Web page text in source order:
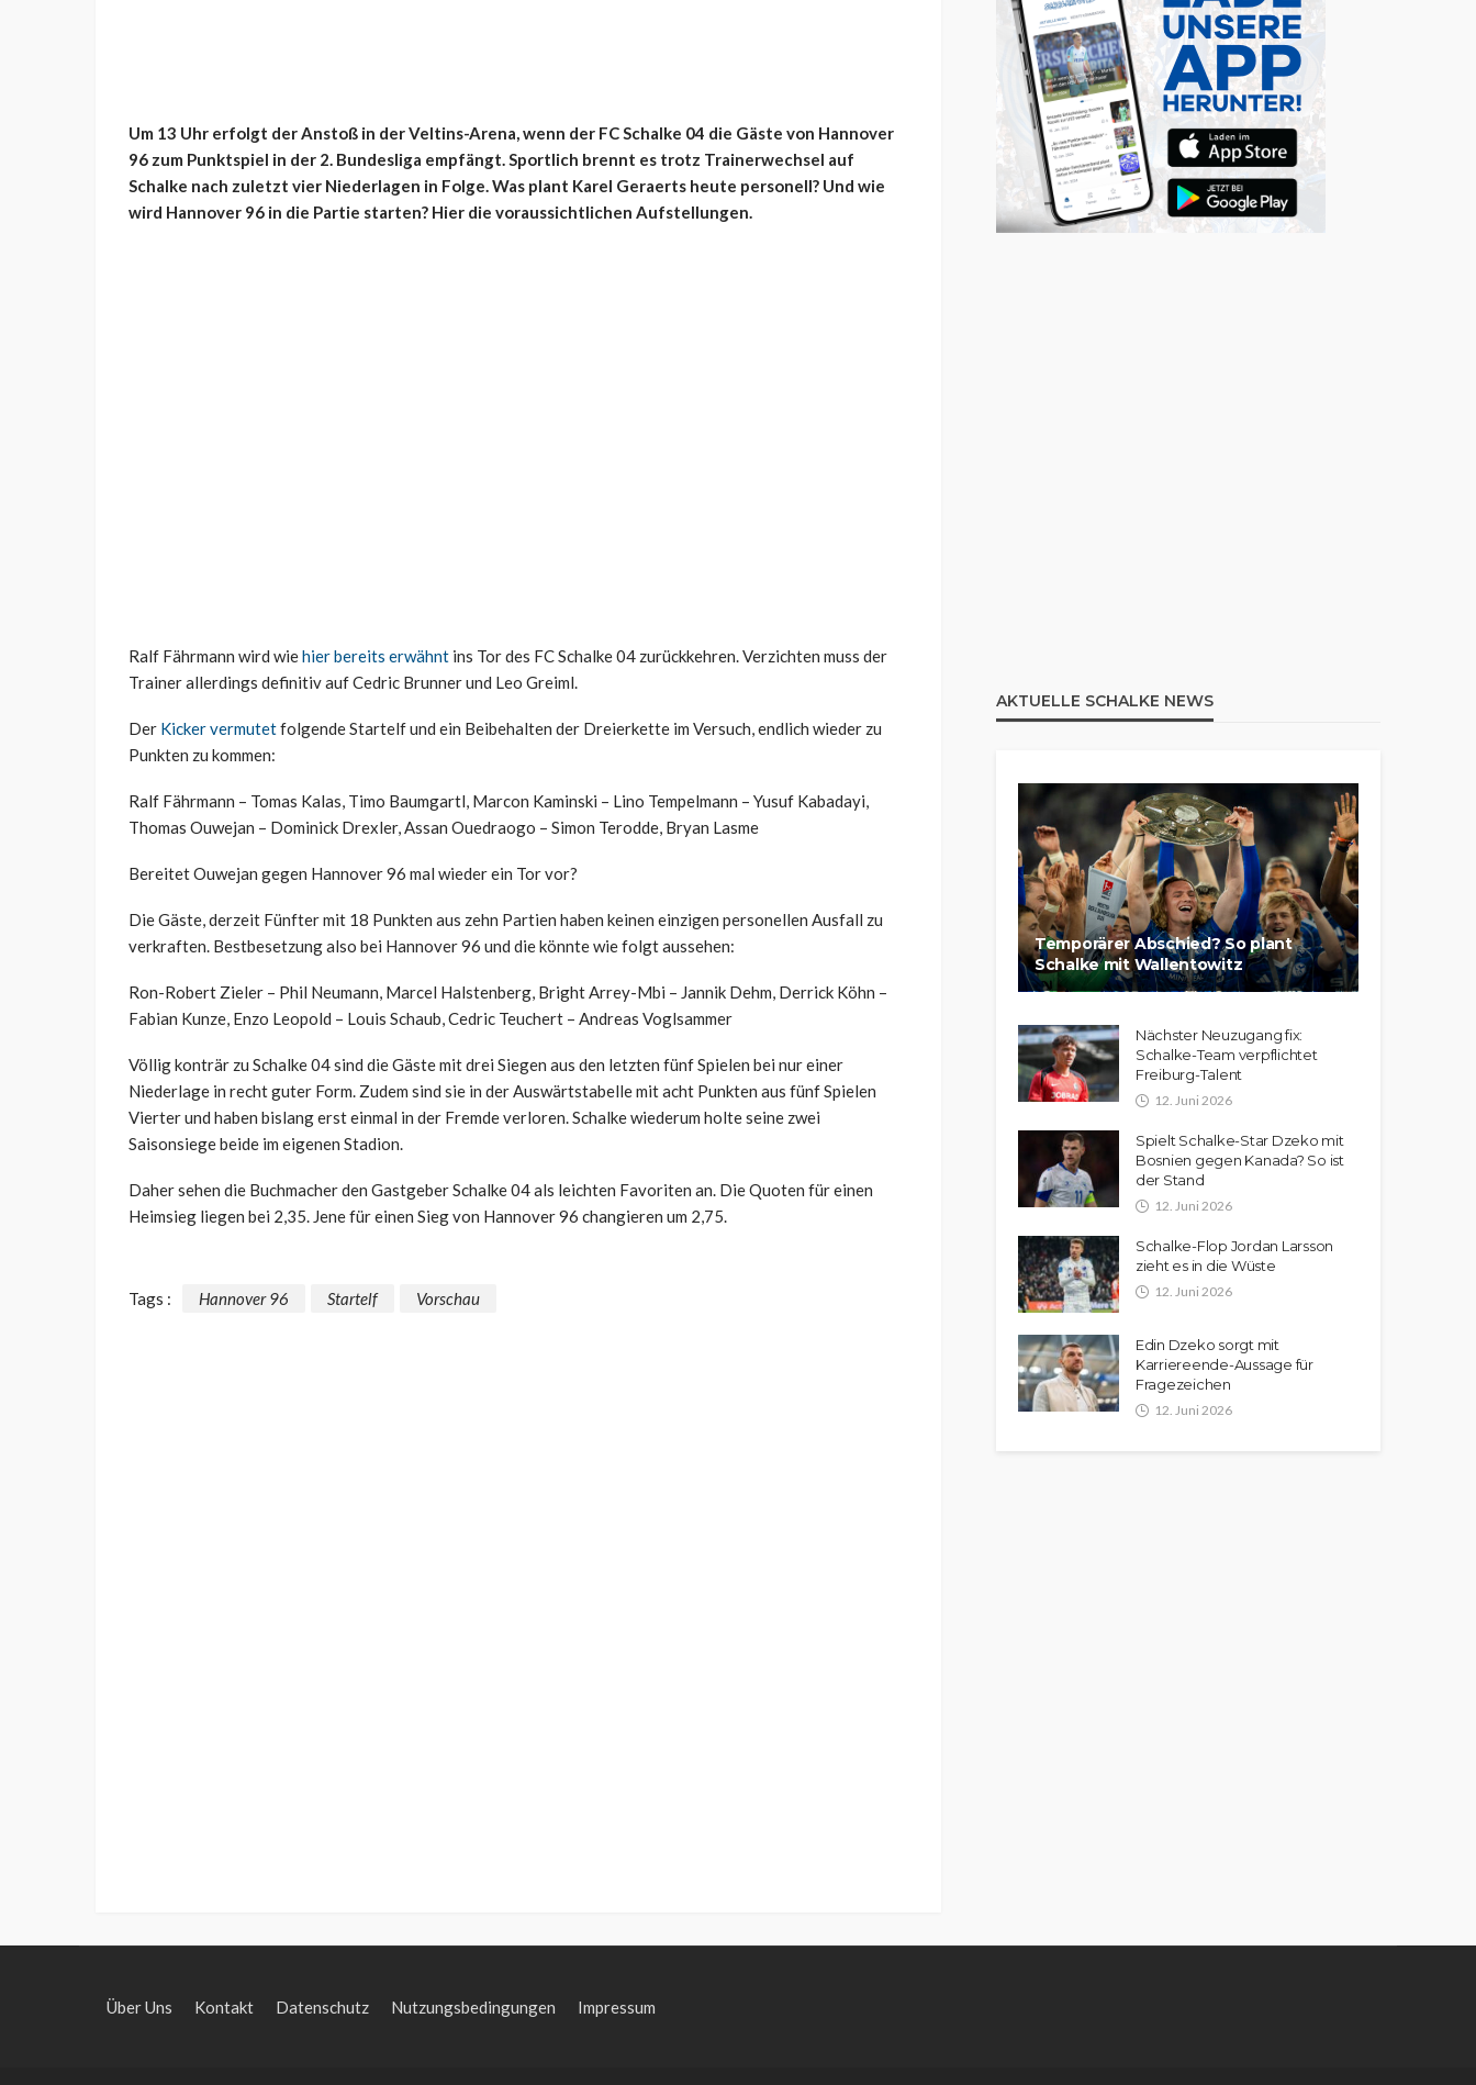
Um 13 Uhr erfolgt der Anstoß in der Veltins-Arena, wenn der FC Schalke 04 die Gäste von Hannover
96 zum Punktspiel in der 2. Bundesliga empfängt. Sportlich brennt es trotz Trainerwechsel auf
Schalke nach zuletzt vier Niederlagen in Folge. Was plant Karel Geraerts heute personell? Und wie
wird Hannover 96 in die Partie starten? Hier die voraussichtlichen Aufstellungen.
Ralf Fährmann wird wiehier bereits erwähnt ins Tor des FC Schalke 04 zurückkehren. Verzichten muss der
Trainer allerdings definitiv auf Cedric Brunner und Leo Greiml.
Der Kicker vermutetfolgende Startelf und ein Beibehalten der Dreierkette im Versuch, endlich wieder zu
Punkten zu kommen:
Ralf Fährmann – Tomas Kalas, Timo Baumgartl, Marcon Kaminski – Lino Tempelmann – Yusuf Kabadayi,
Thomas Ouwejan – Dominick Drexler, Assan Ouedraogo – Simon Terodde, Bryan Lasme
Bereitet Ouwejan gegen Hannover 96 mal wieder ein Tor vor?
Die Gäste, derzeit Fünfter mit 18 Punkten aus zehn Partien haben keinen einzigen personellen Ausfall zu
verkraften. Bestbesetzung also bei Hannover 96 und die könnte wie folgt aussehen:
Ron-Robert Zieler – Phil Neumann, Marcel Halstenberg, Bright Arrey-Mbi – Jannik Dehm, Derrick Köhn –
Fabian Kunze, Enzo Leopold – Louis Schaub, Cedric Teuchert – Andreas Voglsammer
Völlig konträr zu Schalke 04 sind die Gäste mit drei Siegen aus den letzten fünf Spielen bei nur einer
Niederlage in recht guter Form. Zudem sind sie in der Auswärtstabelle mit acht Punkten aus fünf Spielen
Vierter und haben bislang erst einmal in der Fremde verloren. Schalke wiederum holte seine zwei
Saisonsiege beide im eigenen Stadion.
Daher sehen die Buchmacher den Gastgeber Schalke 04 als leichten Favoriten an. Die Quoten für einen
Heimsieg liegen bei 2,35. Jene für einen Sieg von Hannover 96 changieren um 2,75.
Tags : Hannover 96 Startelf Vorschau
AKTUELLE SCHALKE NEWS
Temporärer Abschied? So plant
Schalke mit Wallentowitz
Nächster Neuzugang fix:
Schalke-Team verpflichtet
Freiburg-Talent
12. Juni 2026
Spielt Schalke-Star Dzeko mit
Bosnien gegen Kanada? So ist
der Stand
12. Juni 2026
Schalke-Flop Jordan Larsson
zieht es in die Wüste
12. Juni 2026
Edin Dzeko sorgt mit
Karriereende-Aussage für
Fragezeichen
12. Juni 2026
Über Uns Kontakt Datenschutz Nutzungsbedingungen Impressum